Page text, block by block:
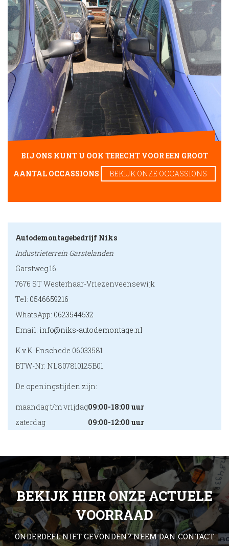
BIJ ONS KUNT U OOK TERECHT VOOR EEN GROOT
AANTAL OCCASSIONS
BEKIJK ONZE OCCASSIONS
Autodemontagebedrijf Niks
Industrieterrein Garstelanden
Garstweg 16
7676 ST Westerhaar-Vriezenveensewijk
Tel: 0546659216
WhatsApp: 0623544532
Email: info@niks-autodemontage.nl
K.v.K. Enschede 06033581
BTW-Nr: NL807810125B01
De openingstijden zijn:
maandag t/m vrijdag09:00-18:00 uur
zaterdag
09:00-12:00 uur
BEKIJK HIER ONZE ACTUELE
VOORRAAD
ONDERDEEL NIET GEVONDEN? NEEM DAN CONTACT